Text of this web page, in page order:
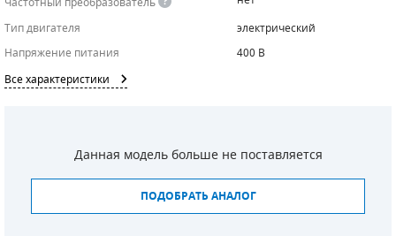
Тип двигателя
электрический
Напряжение питания
400 В
Все характеристики
Данная модель больше не поставляется
ПОДОБРАТЬ АНАЛОГ
РУКАВА ВЫСОКОГО ДАВЛЕНИЯ (РВД)
ЗАПЧАСТИ ДЛЯ ВИНТОВЫХ КОМПРЕССОРОВ
ДЛЯ АДСОРБЦИОННЫХ ОСУШИТЕЛЕЙ